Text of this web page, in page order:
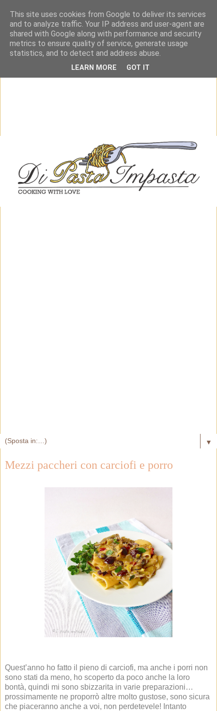
▼
Mezzi paccheri con carciofi e porro
Quest’anno ho fatto il pieno di carciofi, ma anche i porri non
sono stati da meno, ho scoperto da poco anche la loro
bontà, quindi mi sono sbizzarita in varie preparazioni…
prossimamente ne proporrò altre molto gustose, sono sicura
che piaceranno anche a voi, non perdetevele! Intanto
This site uses cookies from Google to deliver its services
and to analyze traffic. Your IP address and user-agent are
shared with Google along with performance and security
metrics to ensure quality of service, generate usage
statistics, and to detect and address abuse.
LEARN MORE GOT IT